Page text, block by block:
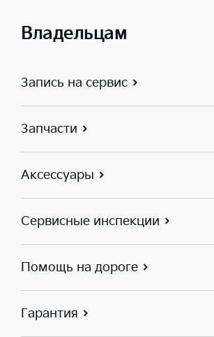
Владельцам
Запись на сервис
Запчасти
Аксессуары
Сервисные инспекции
Помощь на дороге
Гарантия